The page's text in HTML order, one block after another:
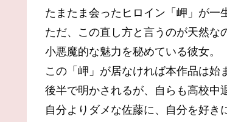
たまたま会ったヒロイン「岬」が一
ただ、この直し方と言うのが天然な
小悪魔的な魅力を秘めている彼女。
この「岬」が居なければ本作品は始
後半で明かされるが、自らも高校中
自分よりダメな佐藤に、自分を好き